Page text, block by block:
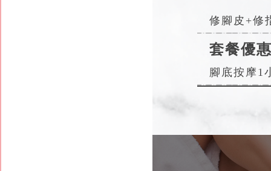
修腳皮+修
套餐優
腳底按摩1